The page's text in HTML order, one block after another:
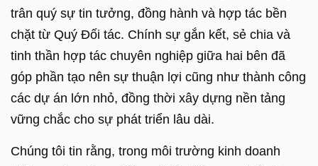
trân quý sự tin tưởng, đồng hành và hợp tác bền
chặt từ Quý Đối tác. Chính sự gắn kết, sẻ chia và
tinh thần hợp tác chuyên nghiệp giữa hai bên đã
góp phần tạo nên sự thuận lợi cũng như thành công
các dự án lớn nhỏ, đồng thời xây dựng nền tảng
vững chắc cho sự phát triển lâu dài.
Chúng tôi tin rằng, trong môi trường kinh doanh